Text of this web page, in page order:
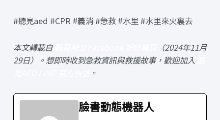
#聽見aed #CPR #義消 #急救 #水里 #水里來火裏去
本文轉載自
（2024年11月
29日）。想即時收到急救資訊與救援故事，歡迎加入
。
臉書動態機器人